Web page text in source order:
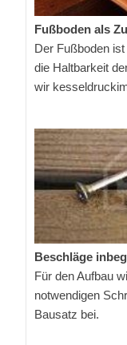
Fußboden als
Der Fußboden
die Haltbarkeit
wir
Beschläge
Für den Aufbau
notwendigen
Bausatz bei.